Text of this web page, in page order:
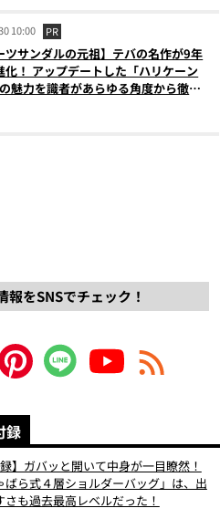
10:00 PR
ツサンダルの元祖】テバの名作が9年
化！ アップデートした「ハリケーン
魅力を識者があらゆる角度から徹底
報をSNSでチェック！
録
】ガバッと開いて中身が一目瞭然！
ばら式４層ショルダーバッグ」は、出
さも過去最高レベルだった！